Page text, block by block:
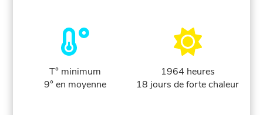
T° minimum
9° en moyenne
1964 heures
18 jours de forte chaleur